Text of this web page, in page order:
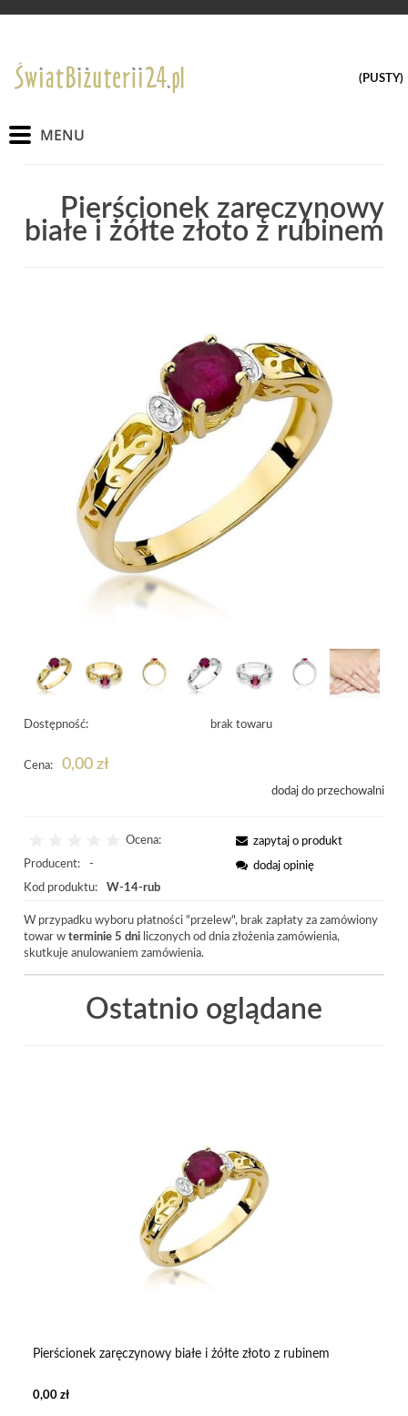
(PUSTY)
Pierścionek zaręczynowy
białe i żółte złoto z rubinem
Dostępność: brak towaru
Cena: 0,00 zł
dodaj do przechowalni
Ocena:
Producent:
-
Kod produktu:
W-14-rub
zapytaj o produkt
dodaj opinię
W przypadku wyboru płatności "przelew", brak zapłaty za zamówiony
towar w terminie 5 dni liczonych od dnia złożenia zamówienia,
skutkuje anulowaniem zamówienia.
Ostatnio oglądane
Pierścionek zaręczynowy białe i żółte złoto z rubinem
0,00 zł